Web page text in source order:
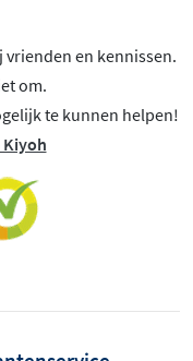
vrienden en kennissen.
om.
te kunnen helpen!
Kiyoh